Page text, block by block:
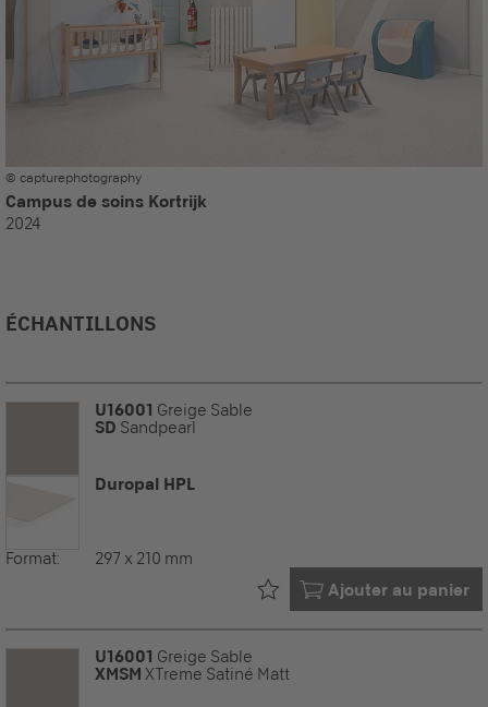
© capturephotography
Campus de soins Kortrijk
2024
ÉCHANTILLONS
U16001 Greige Sable
SD Sandpearl
Duropal HPL
Format: 297 x 210 mm
Ajouter au panier
Déjà dans votre
U16001 Greige Sable
XMSM XTreme Satiné Matt